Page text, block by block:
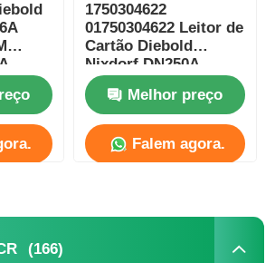
1750304622
01750304622 Leitor de
Cartão Diebold
Nixdorf DN250A
ICT3H5-3AD2792
Peças de Reposição
para ATM
Melhor preço
Falem agora.
(166)